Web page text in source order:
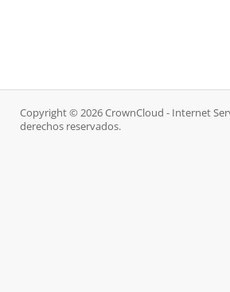
Copyright © 2026 CrownCloud - Internet
derechos reservados.